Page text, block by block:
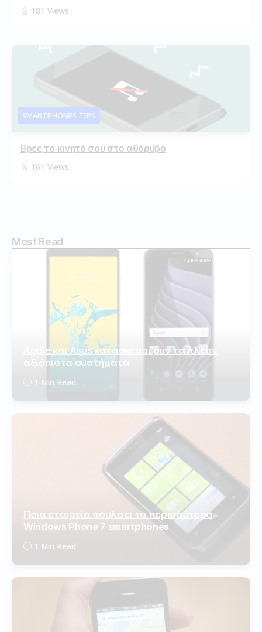
181 Views
SMARTPHONES TIPS
Βρες το κινητό σου στο αθόρυβο
161 Views
Most Read
Apple και Asus κατασκευάζουν τα πλέον
αξιόπιστα συστήματα
1 Min Read
Ποια εταιρεία πουλάει τα περισσότερα
Windows Phone 7 smartphones
1 Min Read